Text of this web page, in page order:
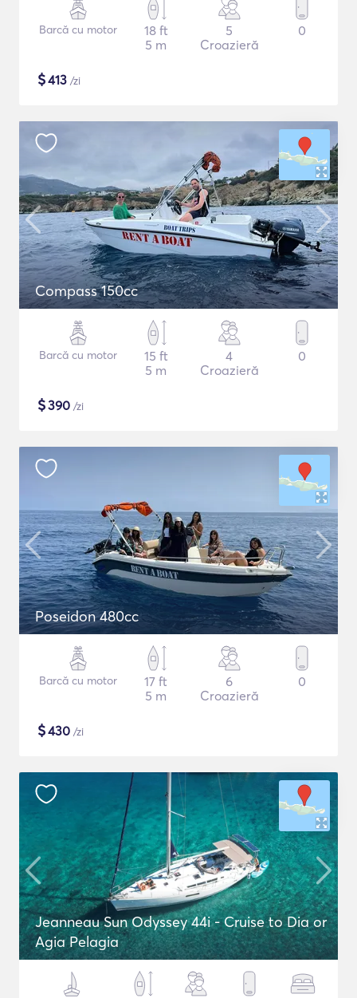
Barcă cu motor
18 ft
5 m
5
Croazieră
0
$413 /zi
Compass 150cc
Barcă cu motor
15 ft
5 m
4
Croazieră
0
$390 /zi
Poseidon 480cc
Barcă cu motor
17 ft
5 m
6
Croazieră
0
$430 /zi
Jeanneau Sun Odyssey 44i - Cruise to Dia or
Agia Pelagia